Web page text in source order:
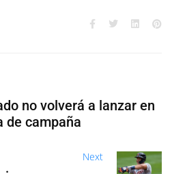
no volverá a lanzar en
de campaña
Next